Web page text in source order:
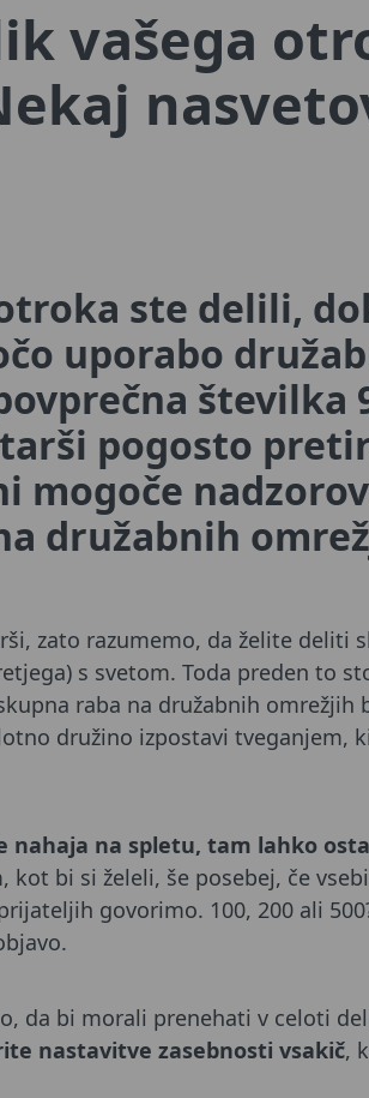
vašega
ste delili,
uporabo
številka
pogosto
mogoče
družabnih
zato razumemo, da želite deliti
s svetom. Toda preden to
raba na družabnih omrežjih
družino izpostavi tveganjem,
nahaja na spletu, tam lahko
bi si želeli, še posebej, če
govorimo. 100, 200 ali
da bi morali prenehati v celoti
nastavitve zasebnosti vsakič,